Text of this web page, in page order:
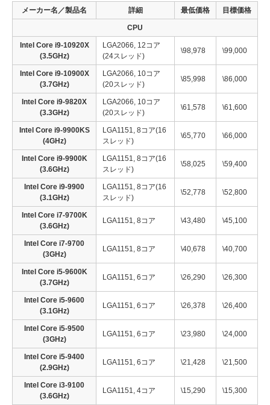
メーカー名／製品名 詳細 最低価格 目標価格
CPU
Intel Core i9-10920X
(3.5GHz)
LGA2066, 12コア
(24スレッド)
\98,978 \99,000
Intel Core i9-10900X
(3.7GHz)
LGA2066, 10コア
(20スレッド)
\85,998 \86,000
Intel Core i9-9820X
(3.3GHz)
LGA2066, 10コア
(20スレッド)
\61,578 \61,600
Intel Core i9-9900KS
(4GHz)
LGA1151, 8コア(16
スレッド)
\65,770 \66,000
Intel Core i9-9900K
(3.6GHz)
LGA1151, 8コア(16
スレッド)
\58,025 \59,400
Intel Core i9-9900
(3.1GHz)
LGA1151, 8コア(16
スレッド)
\52,778 \52,800
Intel Core i7-9700K
(3.6GHz)
LGA1151, 8コア \43,480 \45,100
Intel Core i7-9700
(3GHz)
LGA1151, 8コア \40,678 \40,700
Intel Core i5-9600K
(3.7GHz)
LGA1151, 6コア \26,290 \26,300
Intel Core i5-9600
(3.1GHz)
LGA1151, 6コア \26,378 \26,400
Intel Core i5-9500
(3GHz)
LGA1151, 6コア \23,980 \24,000
Intel Core i5-9400
(2.9GHz)
LGA1151, 6コア \21,428 \21,500
Intel Core i3-9100
(3.6GHz)
LGA1151, 4コア \15,290 \15,300